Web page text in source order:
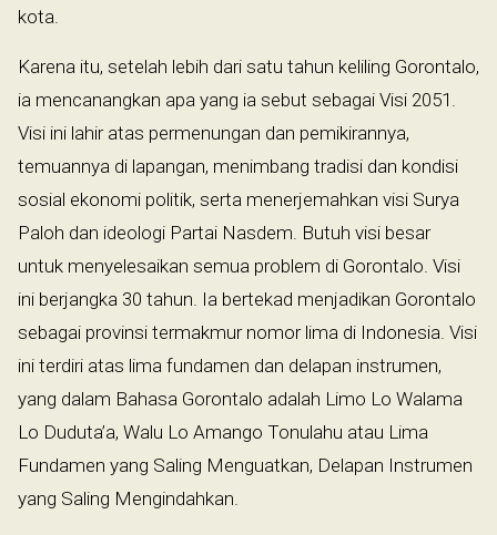
kota.
Karena itu, setelah lebih dari satu tahun keliling Gorontalo,
ia mencanangkan apa yang ia sebut sebagai Visi 2051.
Visi ini lahir atas permenungan dan pemikirannya,
temuannya di lapangan, menimbang tradisi dan kondisi
sosial ekonomi politik, serta menerjemahkan visi Surya
Paloh dan ideologi Partai Nasdem. Butuh visi besar
untuk menyelesaikan semua problem di Gorontalo. Visi
ini berjangka 30 tahun. Ia bertekad menjadikan Gorontalo
sebagai provinsi termakmur nomor lima di Indonesia. Visi
ini terdiri atas lima fundamen dan delapan instrumen,
yang dalam Bahasa Gorontalo adalah Limo Lo Walama
Lo Duduta’a, Walu Lo Amango Tonulahu atau Lima
Fundamen yang Saling Menguatkan, Delapan Instrumen
yang Saling Mengindahkan.